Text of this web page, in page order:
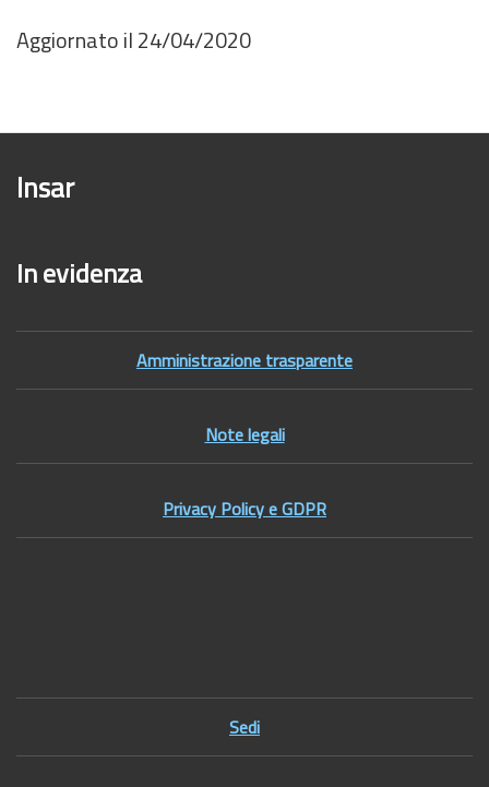
Aggiornato il 24/04/2020
Insar
In evidenza
Amministrazione trasparente
Note legali
Privacy Policy e GDPR
Sedi